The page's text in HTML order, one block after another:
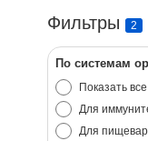
Фильтры 2
По системам
Показать все
Для
Для